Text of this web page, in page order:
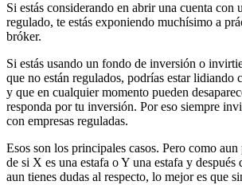
Si estás considerando en abrir una cuenta con
regulado, te estás exponiendo muchísimo a
bróker.
Si estás usando un fondo de inversión o
que no están regulados, podrías estar lidiando
y que en cualquier momento pueden
responda por tu inversión. Por eso siempre
con empresas reguladas.
Esos son los principales casos. Pero como
de si X es una estafa o Y una estafa y después
aun tienes dudas al respecto, lo mejor es que